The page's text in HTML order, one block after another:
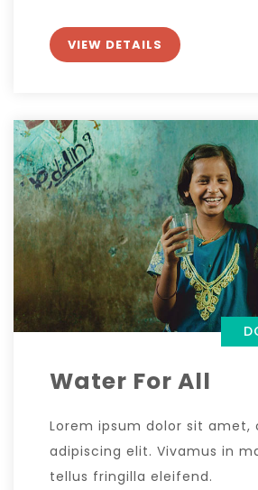
VIEW DETAILS
Water For All
Lorem ipsum dolor sit amet,
adipiscing elit. Vivamus in
tellus fringilla eleifend.